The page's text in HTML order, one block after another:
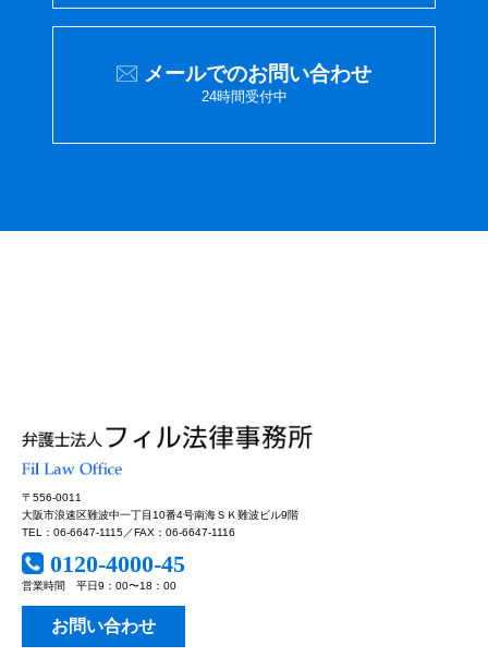
メールでのお問い合わせ
24時間受付中
〒556-0011
大阪市浪速区難波中一丁目10番4号南海ＳＫ難波ビル9階
TEL：06-6647-1115／FAX：06-6647-1116
0120-4000-45
営業時間 平日9：00〜18：00
お問い合わせ